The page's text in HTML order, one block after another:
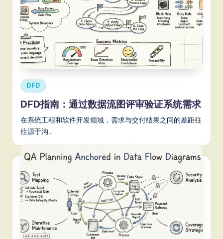
d
s
in
A
I,
S
o
ft
w
r
e
a
Posted
in
DFD
DFD指南：通过数据流图评审验证系统需求
在系统工程和软件开发领域，需求与交付结果之间的差距往
往源于沟…